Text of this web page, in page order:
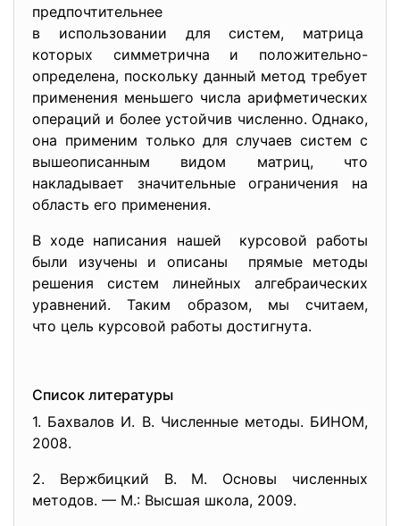
предпочтительнее
в использовании для систем, матрица
которых симметрична и положительно-
определена, поскольку данный метод требует
применения меньшего числа арифметических
операций и более устойчив численно. Однако,
она применим только для случаев систем с
вышеописанным видом матриц, что
накладывает значительные ограничения на
область его применения.
В ходе написания нашей курсовой работы
были изучены и описаны прямые методы
решения систем линейных алгебраических
уравнений. Таким образом, мы считаем,
что цель курсовой работы достигнута.
Список литературы
1. Бахвалов И. В. Численные методы. БИНОМ,
2008.
2. Вержбицкий В. М. Основы численных
методов. — М.: Высшая школа, 2009.